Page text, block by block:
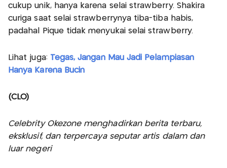
cukup unik, hanya karena selai strawberry. Shakira
curiga saat selai strawberrynya tiba-tiba habis,
padahal Pique tidak menyukai selai strawberry.
Lihat juga: Tegas, Jangan Mau Jadi Pelampiasan
Hanya Karena Bucin
(CLO)
Celebrity Okezone menghadirkan berita terbaru,
eksklusif, dan terpercaya seputar artis dalam dan
luar negeri